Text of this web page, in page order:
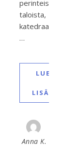
perinteisistä
taloista,
katedraalista,
…
LUE
LISÄÄ
Anna K.